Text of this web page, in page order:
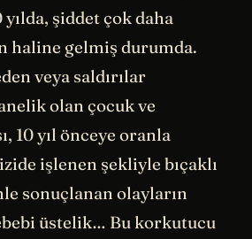
şiddet çok daha
haline gelmiş durumda.
veya saldırılar
olan çocuk ve
10 yıl önceye oranla
işlenen şekliyle bıçaklı
sonuçlanan olayların
üstelik… Bu korkutucu